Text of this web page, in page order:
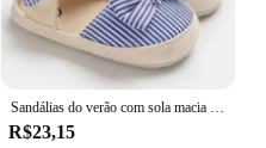
R$23,15